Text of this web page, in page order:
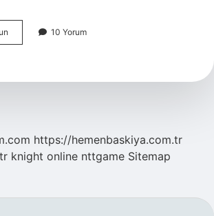
Alan
Konuşulur
10 Yorum
https://hemenbaskiya.com.tr
knight online nttgame Sitemap